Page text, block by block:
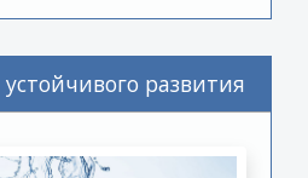
развития